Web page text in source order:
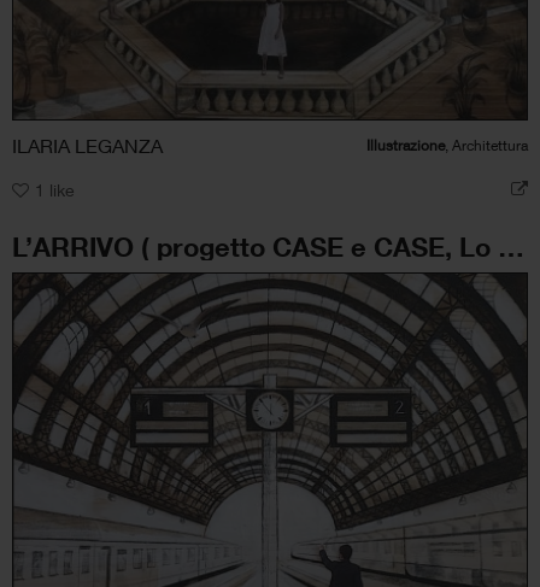
ILARIA LEGANZA Illustrazione, Architettura
1 like
L’ARRIVO ( progetto CASE e CASE, Lo spazio dell’uomo)